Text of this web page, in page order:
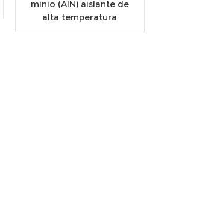
minio (AlN) aislante de
alta temperatura